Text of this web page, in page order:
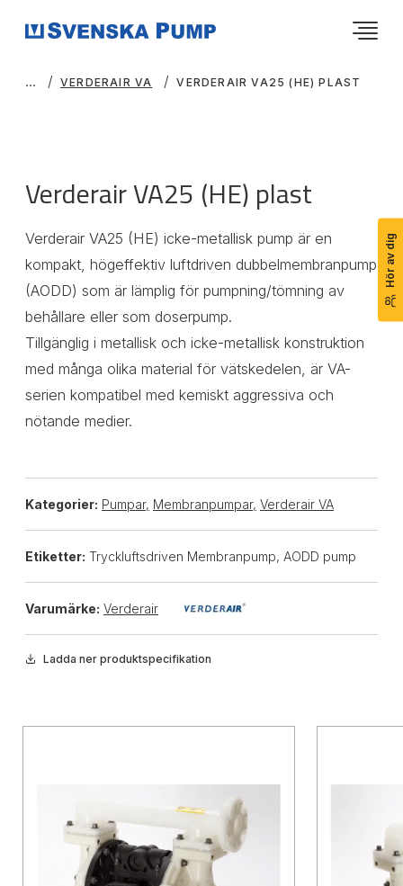
Hör av dig
VERDERAIR VA VERDERAIR VA25 (HE) PLAST
Verderair VA25 (HE) plast
Verderair VA25 (HE) icke-metallisk pump är en
kompakt, högeffektiv luftdriven dubbelmembranpump
(AODD) som är lämplig för pumpning/tömning av
behållare eller som doserpump.
Tillgänglig i metallisk och icke-metallisk konstruktion
med många olika material för vätskedelen, är VA-
serien kompatibel med kemiskt aggressiva och
nötande medier.
Kategorier: Pumpar, Membranpumpar, Verderair VA
Etiketter: Tryckluftsdriven Membranpump, AODD pump
Varumärke: Verderair
Ladda ner produktspecifikation